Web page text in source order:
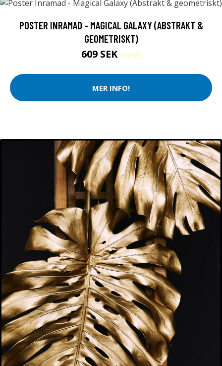
POSTER INRAMAD - MAGICAL GALAXY (ABSTRAKT &
GEOMETRISKT)
609 SEK674 SEK
MER INFO!